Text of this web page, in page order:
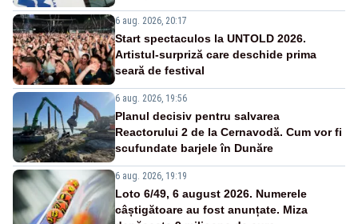
6 aug. 2026, 20:17
Start spectaculos la UNTOLD 2026.
Artistul-surpriză care deschide prima
seară de festival
6 aug. 2026, 19:56
Planul decisiv pentru salvarea
Reactorului 2 de la Cernavodă. Cum vor fi
scufundate barjele în Dunăre
6 aug. 2026, 19:19
Loto 6/49, 6 august 2026. Numerele
câștigătoare au fost anunțate. Miza